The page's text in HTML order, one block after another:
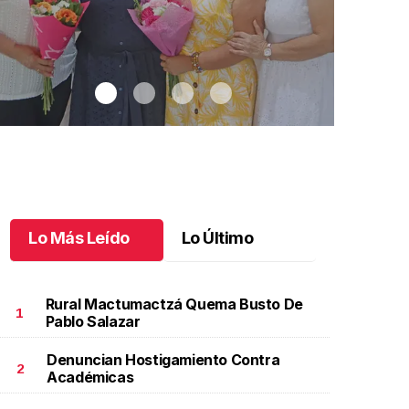
Una emotiva jubilación en educación especial.Una
emotiva jubilación en educación especial
Lo Más Leído Lo Último
1
Rural Mactumactzá Quema Busto De
Pablo Salazar
2
Denuncian Hostigamiento Contra
Académicas